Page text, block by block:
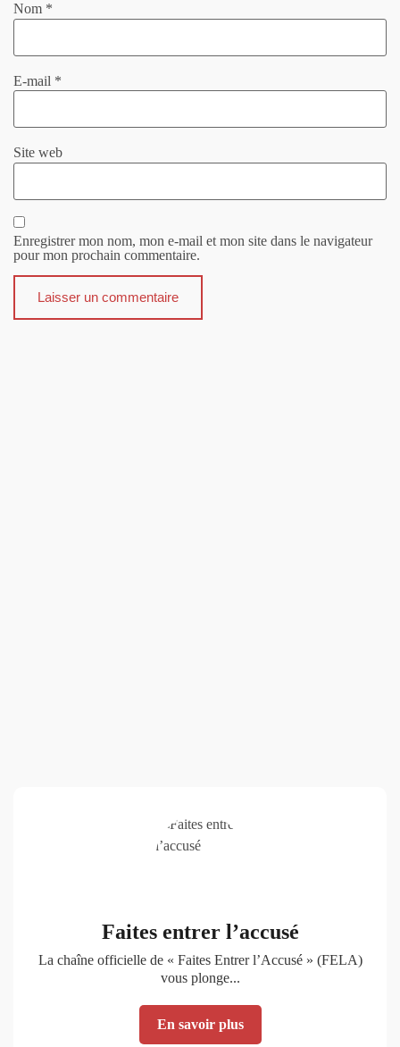
Nom *
E-mail *
Site web
Enregistrer mon nom, mon e-mail et mon site dans le navigateur
pour mon prochain commentaire.
Faites entrer l’accusé
La chaîne officielle de « Faites Entrer l’Accusé » (FELA)
vous plonge...
En savoir plus